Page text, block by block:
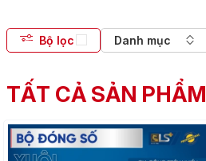
Bộ lọc Danh mục
TẤT CẢ SẢN PHẨM